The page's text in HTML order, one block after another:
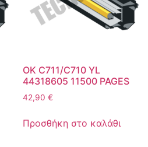
OK C711/C710 YL
44318605 11500 PAGES
42,90 €
Προσθήκη στο καλάθι